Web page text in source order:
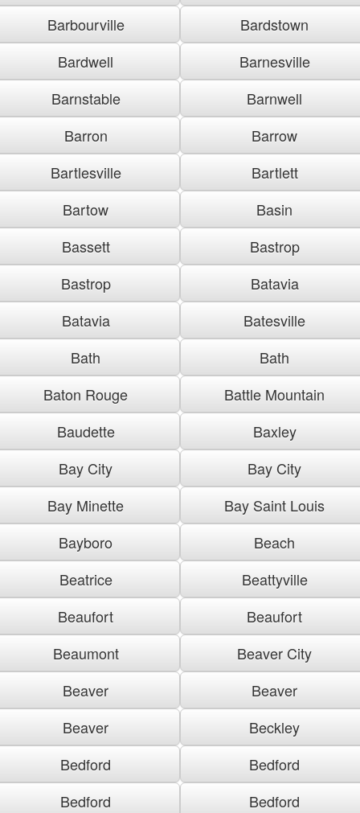
Barbourville
Bardstown
Bardwell
Barnesville
Barnstable
Barnwell
Barron
Barrow
Bartlesville
Bartlett
Bartow
Basin
Bassett
Bastrop
Bastrop
Batavia
Batavia
Batesville
Bath
Bath
Baton Rouge
Battle Mountain
Baudette
Baxley
Bay City
Bay City
Bay Minette
Bay Saint Louis
Bayboro
Beach
Beatrice
Beattyville
Beaufort
Beaufort
Beaumont
Beaver City
Beaver
Beaver
Beaver
Beckley
Bedford
Bedford
Bedford
Bedford